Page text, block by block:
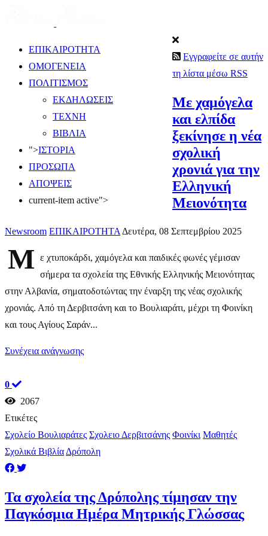
ΕΠΙΚΑΙΡΟΤΗΤΑ
ΟΜΟΓΕΝΕΙΑ
ΠΟΛΙΤΙΣΜΟΣ
ΕΚΔΗΛΩΣΕΙΣ
ΤΕΧΝΗ
ΒΙΒΛΙΑ
">ΙΣΤΟΡΙΑ
ΠΡΟΣΩΠΑ
ΑΠΟΨΕΙΣ
current-item active">
Εγγραφείτε σε αυτήν
τη λίστα μέσω RSS
Με χαμόγελα
και ελπίδα
ξεκίνησε η νέα
σχολική
χρονιά για την
Ελληνική
Μειονότητα
Newsroom ΕΠΙΚΑΙΡΟΤΗΤΑ Δευτέρα, 08 Σεπτεμβρίου 2025
Μ
ε χτυποκάρδι, χαμόγελα και παιδικές φωνές γέμισαν
σήμερα τα σχολεία της Εθνικής Ελληνικής Μειονότητας
στην Αλβανία, σηματοδοτώντας την έναρξη της νέας σχολικής
χρονιάς. Από τη Δερβιτσάνη και τo Βουλιαράτι, μέχρι τη Φοινίκη
και τους Αγίους Σαράν...
Συνέχεια ανάγνωσης
0
2067
Ετικέτες
Σχολείο Βουλιαράτες Σχολειο Δερβιτσάνης Φοινίκι Μαθητές
Σχολικά Βιβλία Δρόπολη
Τα σχολεία της Δρόπολης τίμησαν την
Παγκόσμια Ημέρα Μητρικής Γλώσσας